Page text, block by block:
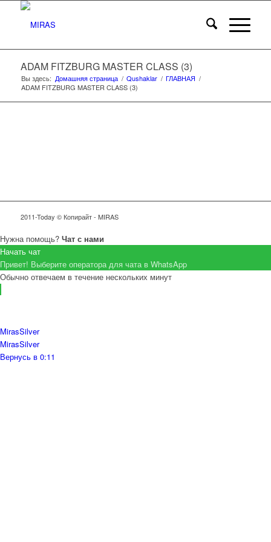
ADAM FITZBURG MASTER CLASS (3)
Вы здесь: Домашняя страница / Qushaklar / ГЛАВНАЯ /
ADAM FITZBURG MASTER CLASS (3)
2011-Today © Копирайт - MIRAS
Нужна помощь? Чат с нами
Начать чат
Привет! Выберите оператора для чата в WhatsApp
Обычно отвечаем в течение нескольких минут
MirasSilver
MirasSilver
Вернусь в 0:11